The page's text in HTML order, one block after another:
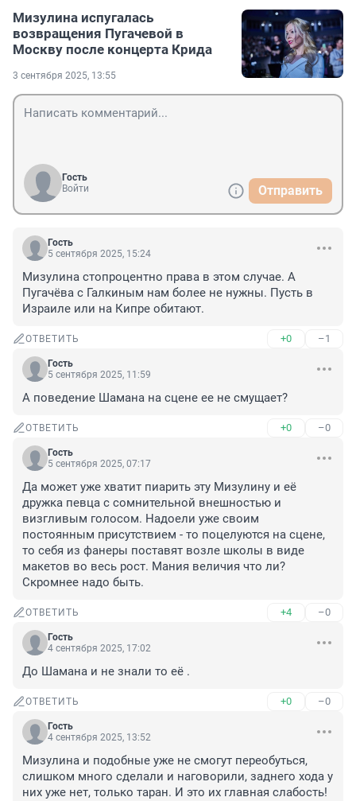
Мизулина испугалась
возвращения Пугачевой в
Москву после концерта Крида
3 сентября 2025, 13:55
Гость
Войти
Отправить
Гость
5 сентября 2025, 15:24
Мизулина стопроцентно права в этом случае. А
Пугачёва с Галкиным нам более не нужны. Пусть в
Израиле или на Кипре обитают.
ОТВЕТИТЬ +0 –1
Гость
5 сентября 2025, 11:59
А поведение Шамана на сцене ее не смущает?
ОТВЕТИТЬ +0 –0
Гость
5 сентября 2025, 07:17
Да может уже хватит пиарить эту Мизулину и её
дружка певца с сомнительной внешностью и
визгливым голосом. Надоели уже своим
постоянным присутствием - то поцелуются на сцене,
то себя из фанеры поставят возле школы в виде
макетов во весь рост. Мания величия что ли?
Скромнее надо быть.
ОТВЕТИТЬ +4 –0
Гость
4 сентября 2025, 17:02
До Шамана и не знали то её .
ОТВЕТИТЬ +0 –0
Гость
4 сентября 2025, 13:52
Мизулина и подобные уже не смогут переобуться,
слишком много сделали и наговорили, заднего хода у
них уже нет, только таран. И это их главная слабость!